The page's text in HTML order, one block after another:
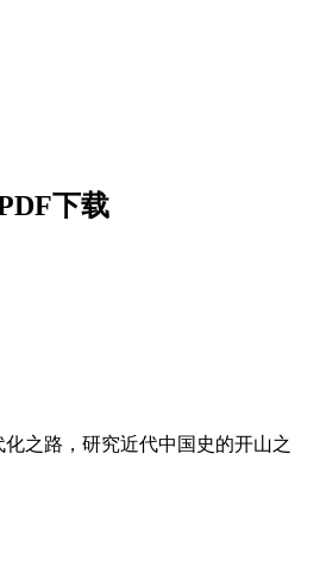
下载
之路，研究近代中国史的开山之